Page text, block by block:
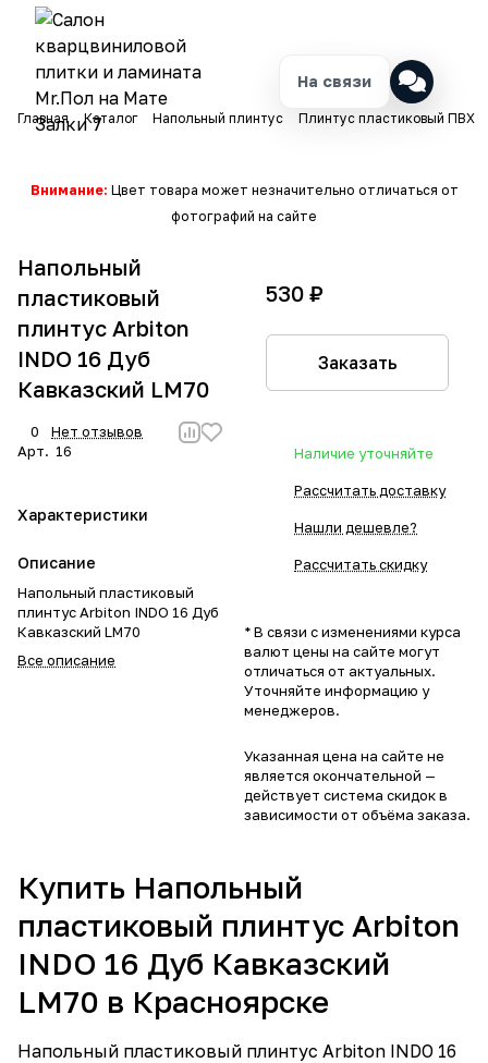
Главная Каталог Напольный плинтус Плинтус пластиковый ПВХ
Внимание: Цвет товара может незначительно отличаться от
фотографий на сайте
Напольный
пластиковый
плинтус Arbiton
INDO 16 Дуб
Кавказский LM70
0
Нет отзывов
Арт. 16
Характеристики
Описание
Напольный пластиковый
плинтус Arbiton INDO 16 Дуб
Кавказский LM70
Все описание
530 ₽
Заказать
Наличие уточняйте
Рассчитать доставку
Нашли дешевле?
Рассчитать скидку
* В связи с изменениями курса
валют цены на сайте могут
отличаться от актуальных.
Уточняйте информацию у
менеджеров.
Указанная цена на сайте не
является окончательной —
действует система скидок в
зависимости от объёма заказа.
Купить Напольный
пластиковый плинтус Arbiton
INDO 16 Дуб Кавказский
LM70 в Красноярске
Напольный пластиковый плинтус Arbiton INDO 16
На связи